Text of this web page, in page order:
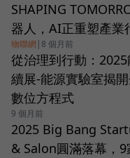
SHAPING
器人，AI正重塑產業
物聯網 | 8 個月前
從治理到行動：
續展-能源實驗室揭
數位方程式
9 個月前
2025 Big Bang
& Salon圓滿落幕，